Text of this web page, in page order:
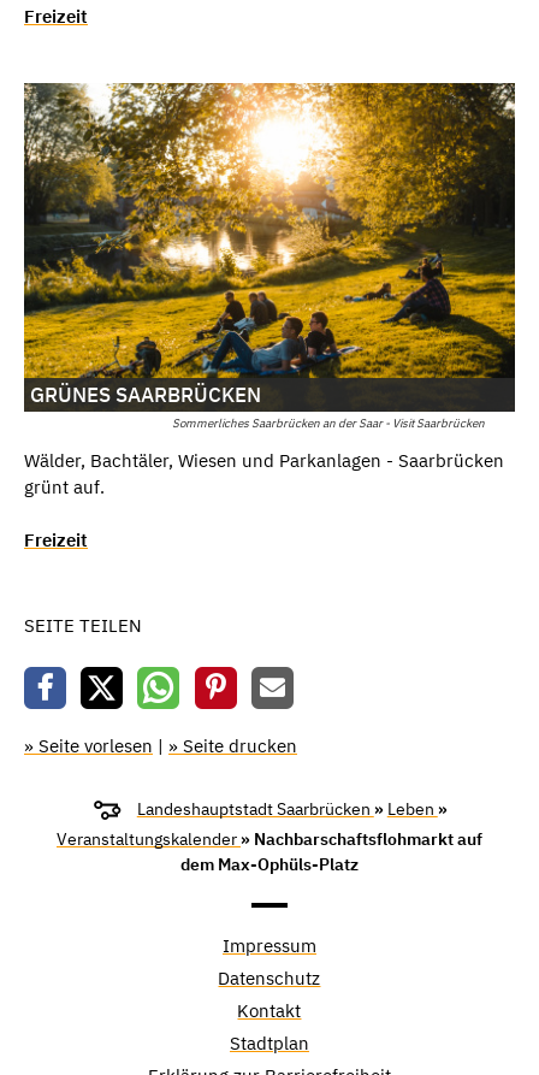
Freizeit
Sommerliches Saarbrücken an der Saar - Visit Saarbrücken
GRÜNES SAARBRÜCKEN
Wälder, Bachtäler, Wiesen und Parkanlagen - Saarbrücken
grünt auf.
Freizeit
SEITE TEILEN
» Seite vorlesen | » Seite drucken
Landeshauptstadt Saarbrücken » Leben »
Veranstaltungskalender » Nachbarschaftsflohmarkt auf
dem Max-Ophüls-Platz
Impressum
Datenschutz
Kontakt
Stadtplan